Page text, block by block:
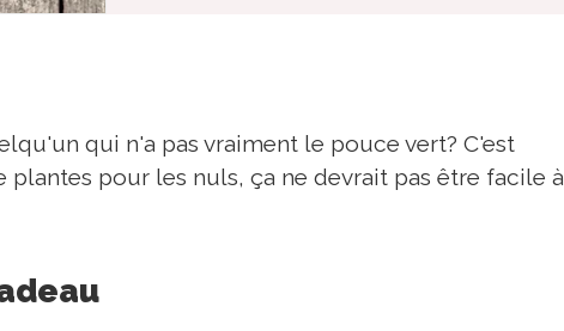
qui n'a pas vraiment le pouce vert? C'est
pour les nuls, ça ne devrait pas être facile à